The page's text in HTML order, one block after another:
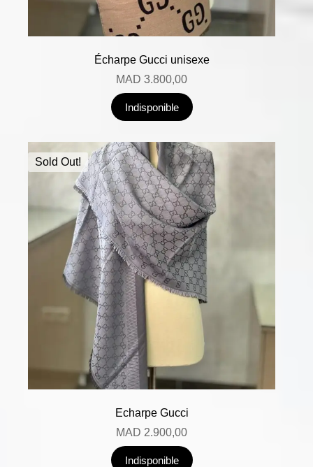
Écharpe Gucci unisexe
MAD 3.800,00
Indisponible
Sold Out!
Echarpe Gucci
MAD 2.900,00
Indisponible